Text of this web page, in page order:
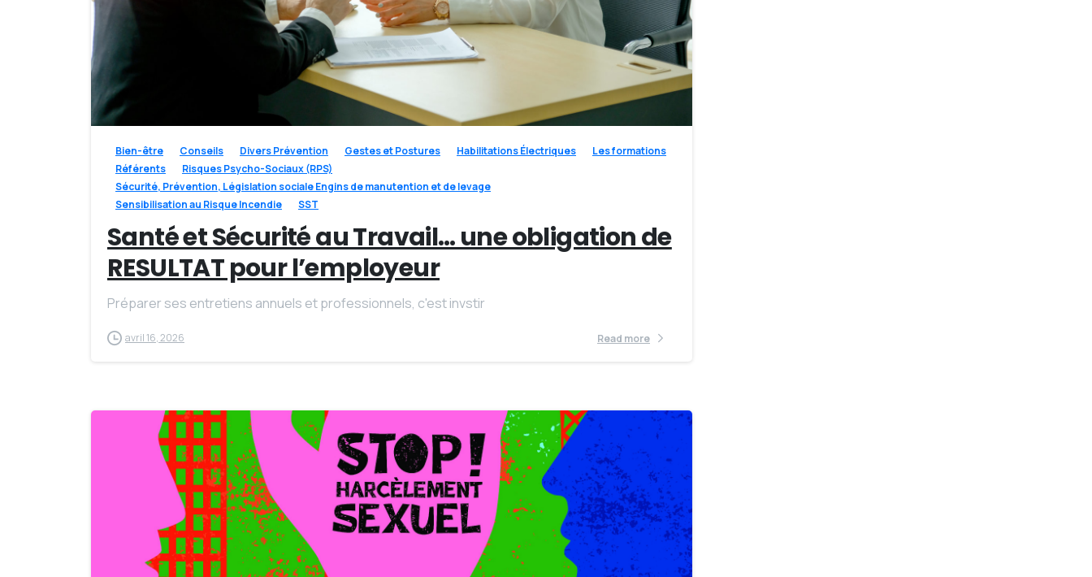
-
Bien-être Conseils Divers Prévention Gestes et Postures Habilitations Électriques
Les formations
Référents
Risques Psycho-Sociaux (RPS)
Sécurité, Prévention, Législation sociale Engins de manutention et de levage
Sensibilisation au Risque Incendie
SST
Santé et Sécurité au Travail… une obligation de
RESULTAT pour l’employeur
Préparer ses entretiens annuels et professionnels, c'est invstir
avril 16, 2026 Read more